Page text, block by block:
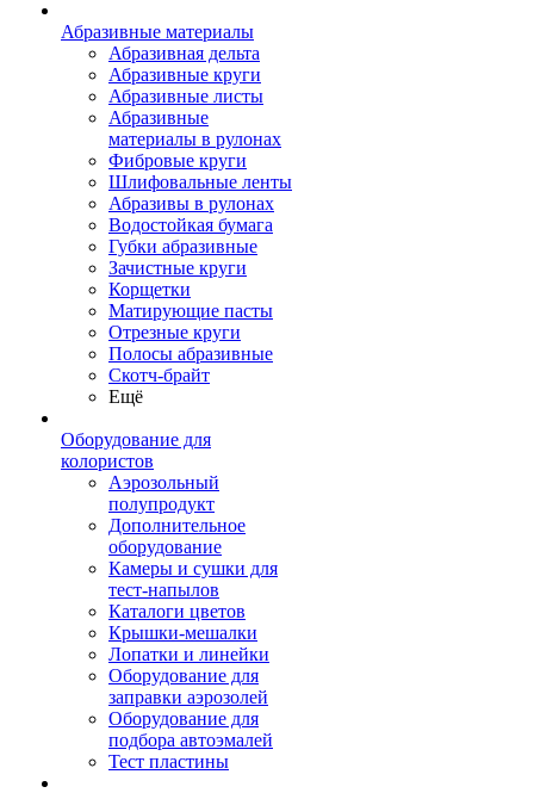
Абразивные материалы
Абразивная дельта
Абразивные круги
Абразивные листы
Абразивные
материалы в рулонах
Фибровые круги
Шлифовальные ленты
Абразивы в рулонах
Водостойкая бумага
Губки абразивные
Зачистные круги
Корщетки
Матирующие пасты
Отрезные круги
Полосы абразивные
Скотч-брайт
Ещё
Оборудование для
колористов
Аэрозольный
полупродукт
Дополнительное
оборудование
Камеры и сушки для
тест-напылов
Каталоги цветов
Крышки-мешалки
Лопатки и линейки
Оборудование для
заправки аэрозолей
Оборудование для
подбора автоэмалей
Тест пластины